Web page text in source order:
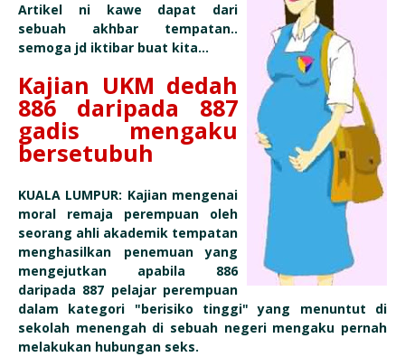
Artikel ni kawe dapat dari
sebuah akhbar tempatan..
semoga jd iktibar buat kita...
Kajian UKM dedah
886 daripada 887
gadis mengaku
bersetubuh
KUALA LUMPUR: Kajian mengenai
moral remaja perempuan oleh
seorang ahli akademik tempatan
menghasilkan penemuan yang
mengejutkan apabila 886
daripada 887 pelajar perempuan
dalam kategori "berisiko tinggi" yang menuntut di
sekolah menengah di sebuah negeri mengaku pernah
melakukan hubungan seks.